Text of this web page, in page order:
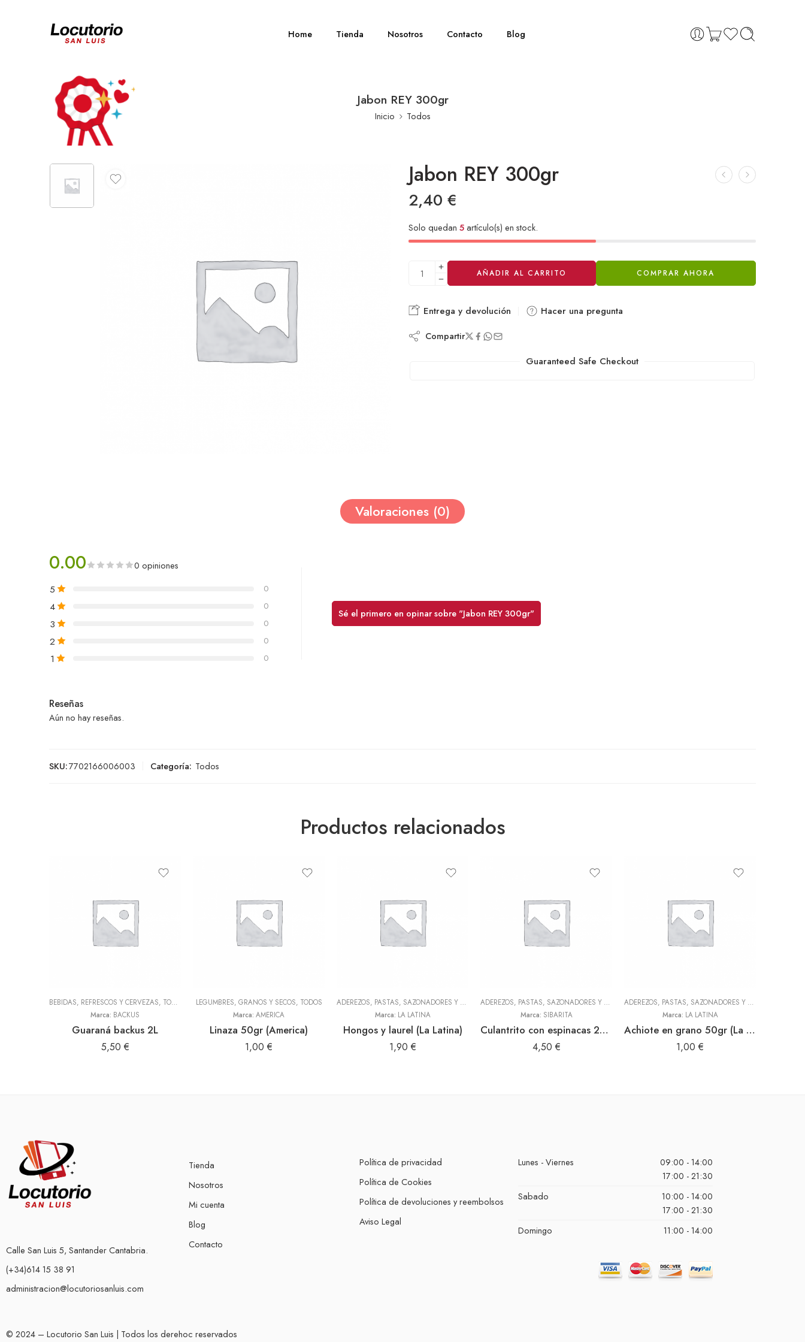
Home Tienda Nosotros Contacto Blog
Jabon REY 300gr
Inicio Todos
Jabon REY 300gr
2,40 €
Solo quedan 5artículo(s) en stock.
AÑADIR AL CARRITO COMPRAR AHORA
Alternative:
Entrega y devolución Hacer una pregunta
Compartir
Guaranteed Safe Checkout
Valoraciones (0)
0.00 0 opiniones
5 0
4 0
3 0
2 0
1 0
Sé el primero en opinar sobre "Jabon REY 300gr"
Reseñas
Aún no hay reseñas.
SKU:7702166006003 Categoría: Todos
Productos relacionados
BEBIDAS, REFRESCOS Y CERVEZAS, TODOS
Marca: BACKUS
Guaraná backus 2L
5,50 €
LEGUMBRES, GRANOS Y SECOS, TODOS
Marca: AMERICA
Linaza 50gr (America)
1,00 €
ADEREZOS, PASTAS, SAZONADORES Y CONDIMENTOS ,TODOS
Marca: LA LATINA
Hongos y laurel (La Latina)
1,90 €
ADEREZOS, PASTAS, SAZONADORES Y CONDIMENTOS ,TODOS
Marca: SIBARITA
Culantrito con espinacas 250gr Doy Pack (Sibarita)
4,50 €
ADEREZOS, PASTAS, SAZONADORES Y CONDIMENTOS
Marca: LA LATINA
Achiote en grano 50gr (La Latina)
1,00 €
Calle San Luis 5, Santander Cantabria.
(+34)614 15 38 91
administracion@locutoriosanluis.com
Tienda
Nosotros
Mi cuenta
Blog
Contacto
Política de privacidad
Política de Cookies
Política de devoluciones y reembolsos
Aviso Legal
Lunes - Viernes
09:00 - 14:00
17:00 - 21:30
Sabado
10:00 - 14:00
17:00 - 21:30
Domingo
11:00 - 14:00
© 2024 – Locutorio San Luis | Todos los derehoc reservados